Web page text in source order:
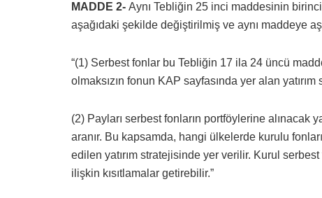
MADDE 2- Aynı Tebliğin 25 inci maddesinin
aşağıdaki şekilde değiştirilmiş ve aynı maddeye
“(1) Serbest fonlar bu Tebliğin 17 ila 24 üncü
olmaksızın fonun KAP sayfasında yer alan
(2) Payları serbest fonların portföylerine alınacak
aranır. Bu kapsamda, hangi ülkelerde kurulu
edilen yatırım stratejisinde yer verilir. Kurul
ilişkin kısıtlamalar getirebilir.”